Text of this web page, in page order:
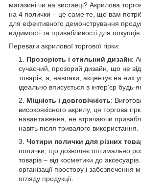
магазині чи на виставці? Акрилова
на 4 полички – це саме те, що вам
для ефективного демонстрування
видимості та привабливості для покупців.
Переваги акрилової торгової гірки:
Прозорість і стильний дизайн:
сучасний, прозорий дизайн, що не
товарів, а, навпаки, акцентує на них
ідеально вписується в інтер’єр будь-
Міцність і довговічність:
високоякісного акрилу, ця торгова
навантаження, не втрачаючи
навіть після тривалого використання.
Чотири полички для різних
полички, що дозволяє оптимально
товарів – від косметики до
організації простору і забезпечення
огляду продукції.